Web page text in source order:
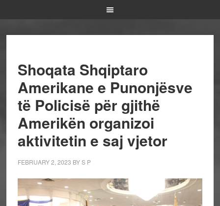
Shoqata Shqiptaro
Amerikane e Punonjësve
të Policisë për gjithë
Amerikën organizoi
aktivitetin e saj vjetor
FEBRUARY 2, 2023 BYS P